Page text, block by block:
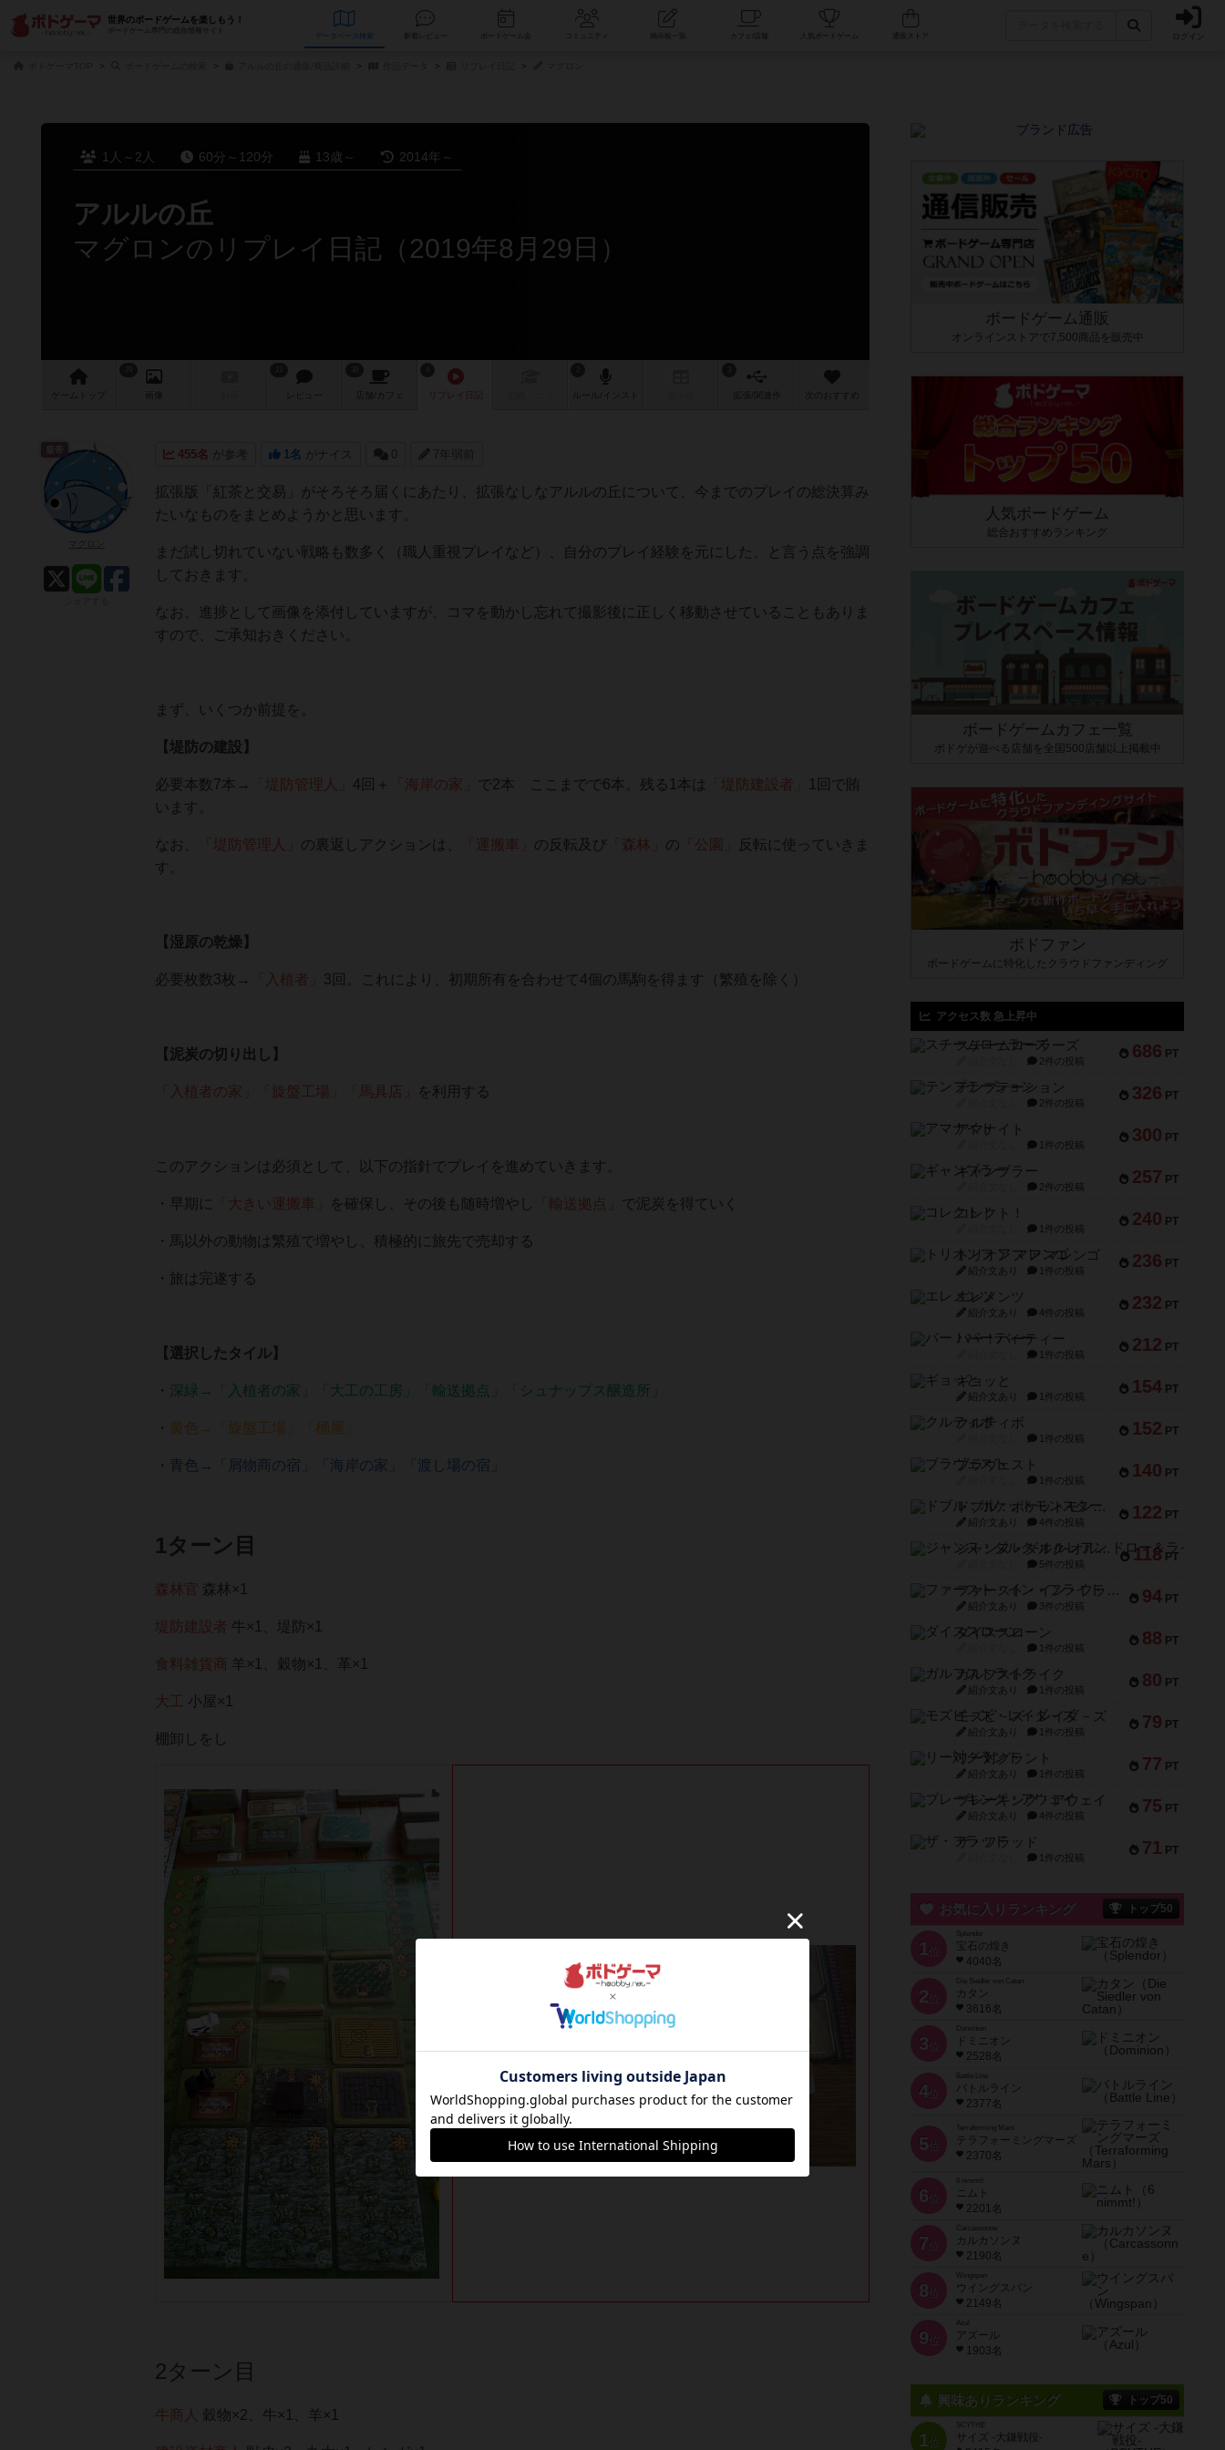
世界のボードゲームを楽しもう！
ボードゲーム専門の総合情報サイト
データベース コミュニティ 人気ボードゲーム ログイン
1人～2人 60分～120分 13歳～ 2014年～
アルルの丘
マグロンのリプレイ日記（2019年8月29日）
ゲーム 画像 レビュー 店舗/ カフェ 作 次のおすすめ
455名 が参考 1名 がナイス 0 7年弱前
拡張版「紅茶と交易」がそろそろ届くにあたり、拡張なしなアルルの丘について、今までのプレイの総決算み
たいなものをまとめようかと思います。
まだ試し切れていない戦略も数多く（職人重視プレイなど）、自分のプレイ経験を元にした、と言う点を強調
しておきます。
なお、進捗として画像を添付していますが、コマを動かし忘れて撮影後に正しく移動させていることもありま
すので、ご承知おきください。
まず、いくつか前提を。
【堤防の建設】
必要本数7本→ 「堤防管理人」 4回＋ 「海岸の家」 で2本 ここまでで6本。残る1本は 「堤防建設者」
1回で賄
います。
なお、 「堤防管理人」 の裏返しアクションは、 「運搬車」 の反転及び 「森林」 の 「公園」
反転に使っていきま
す。
【湿原の乾燥】
必要枚数3枚→ 「入植者」 3回。これにより、初期所有を合わせて4個の馬駒を得ます（繁殖を除く）
【泥炭の切り出し】
「入植者の家」「旋盤工場」「馬具店」 を利用する
このアクションは必須として、以下の指針でプレイを進めていきます。
・早期に 「大きい運搬車」 を確保し、その後も随時増やし 「輸送拠点」 で泥炭を得ていく
・馬以外の動物は繁殖で増やし、積極的に旅先で売却する
・旅は完遂する
【選択したタイル】
・ 深緑→「入植者の家」「大工の工房」「輸送拠点」「シュナップス醸造所」
・ 黄色→「旋盤工場」「桶屋」
・ 青色→「屑物商の宿」「海岸の家」「渡し場の宿」
1ターン目
森林官 森林×1
堤防建設者 牛×1、堤防×1
食料雑貨商 羊×1、穀物×1、革×1
大工 小屋×1
棚卸しをし
2ターン目
牛商人 穀物×2、牛×1、羊×1
皇帝
ボードゲーム通販
オンラインストアで7,500商品を販売中
人気ボードゲーム
総合おすすめランキング
ボードゲームカフェ一覧
ボドゲが遊べる店舗を全国500店舗以上掲載中
ボドファン
ボードゲームに特化したクラウドファンディング
アクセス数 急上昇中
686 PT
スチームローラーズ
2件の投稿
326 PT
テンプテーション
2件の投稿
300 PT
アマナイト
1件の投稿
257 PT
ギャンブラー
2件の投稿
240 PT
コレクト！
1件の投稿
236 PT
トリオンフ ア マレンゴ
紹介文あり 1件の投稿
232 PT
エレメンツ
紹介文あり 4件の投稿
212 PT
バー！パーティー
1件の投稿
154 PT
ギョッと
紹介文あり 1件の投稿
152 PT
クルティボ
1件の投稿
140 PT
ブラヴェスト
1件の投稿
122 PT
ドブル：ポケットモンスター
紹介文あり 4件の投稿
118 PT
ジャンヌ・ダルク-オルレアン ドロー＆ライト
5件の投稿
94 PT
ファースト・イン・フライト
紹介文あり 3件の投稿
88 PT
ダイススローン
1件の投稿
80 PT
ガルフストライク
紹介文あり 1件の投稿
79 PT
モズビ－ズ・レイダ－ズ
紹介文あり 1件の投稿
77 PT
リー対グラント
紹介文あり 1件の投稿
75 PT
ブレーキング・アウェイ
紹介文あり 4件の投稿
71 PT
ザ・フラッド
1件の投稿
お気に入りランキング トップ50
1 位
宝石の煌き
4040名
2 位
Die Siedler von Catan
カタン
3616名
3 位
ドミニオン
2528名
4位
Battle Line
バトルライン
2377名
5 位
Terraforming Mars
テラフォーミングマーズ
2370名
6 位
ニムト
2201名
7 位
Carcassonne
カルカソンヌ
2190名
8 位
Wingspan
ウイングスパン
2149名
9 位
Azul
アズール
1903名
興味ありランキング トップ50
1位
SCYTHE
サイズ -大鎌戦役-